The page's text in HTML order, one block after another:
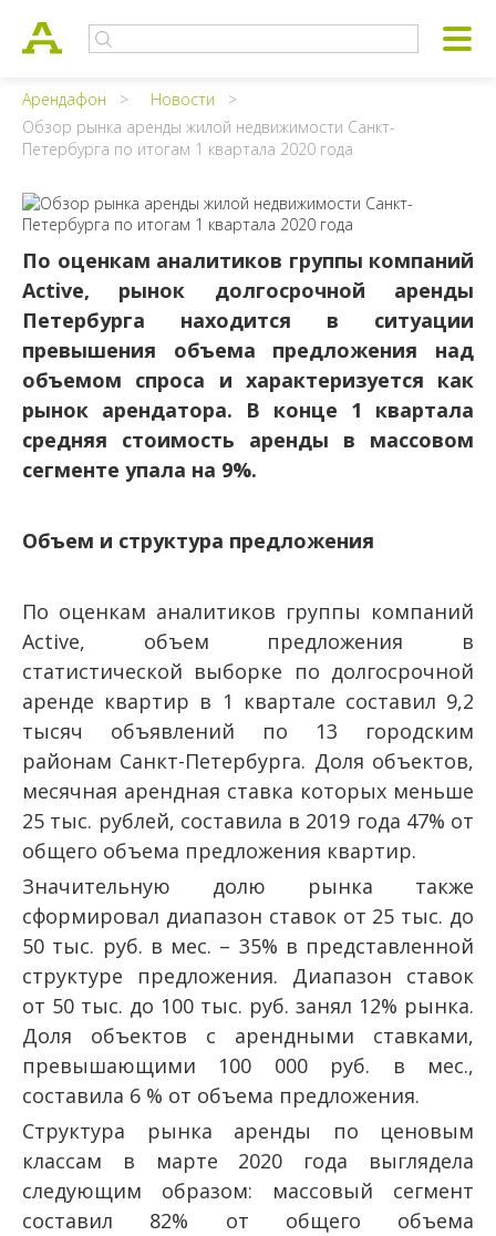
Арендафон
Новости
Обзор рынка аренды жилой недвижимости Санкт-
Петербурга по итогам 1 квартала 2020 года
По оценкам аналитиков группы компаний
Active, рынок долгосрочной аренды
Петербурга находится в ситуации
превышения объема предложения над
объемом спроса и характеризуется как
рынок арендатора. В конце 1 квартала
средняя стоимость аренды в массовом
сегменте упала на 9%.
Объем и структура предложения
По оценкам аналитиков группы компаний
Active, объем предложения в
статистической выборке по долгосрочной
аренде квартир в 1 квартале составил 9,2
тысяч объявлений по 13 городским
районам Санкт-Петербурга. Доля объектов,
месячная арендная ставка которых меньше
25 тыс. рублей, составила в 2019 года 47% от
общего объема предложения квартир.
Значительную долю рынка также
сформировал диапазон ставок от 25 тыс. до
50 тыс. руб. в мес. – 35% в представленной
структуре предложения. Диапазон ставок
от 50 тыс. до 100 тыс. руб. занял 12% рынка.
Доля объектов с арендными ставками,
превышающими 100 000 руб. в мес.,
составила 6 % от объема предложения.
Структура рынка аренды по ценовым
классам в марте 2020 года выглядела
следующим образом: массовый сегмент
составил 82% от общего объема